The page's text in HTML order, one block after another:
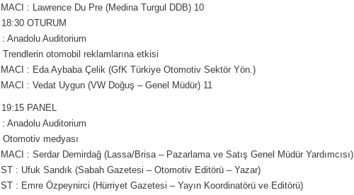
: Lawrence Du Pre (Medina Turgul DDB) 10
OTURUM
Anadolu Auditorium
Trendlerin otomobil reklamlarına etkisi
: Eda Aybaba Çelik (GfK Türkiye Otomotiv Sektör Yön.)
: Vedat Uygun (VW Doğuş – Genel Müdür) 11
PANEL
Anadolu Auditorium
Otomotiv medyası
: Serdar Demirdağ (Lassa/Brisa – Pazarlama ve Satış Genel Müdür Yardımcısı)
: Ufuk Sandık (Sabah Gazetesi – Otomotiv Editörü – Yazar)
: Emre Özpeynirci (Hürriyet Gazetesi – Yayın Koordinatörü ve Editörü)